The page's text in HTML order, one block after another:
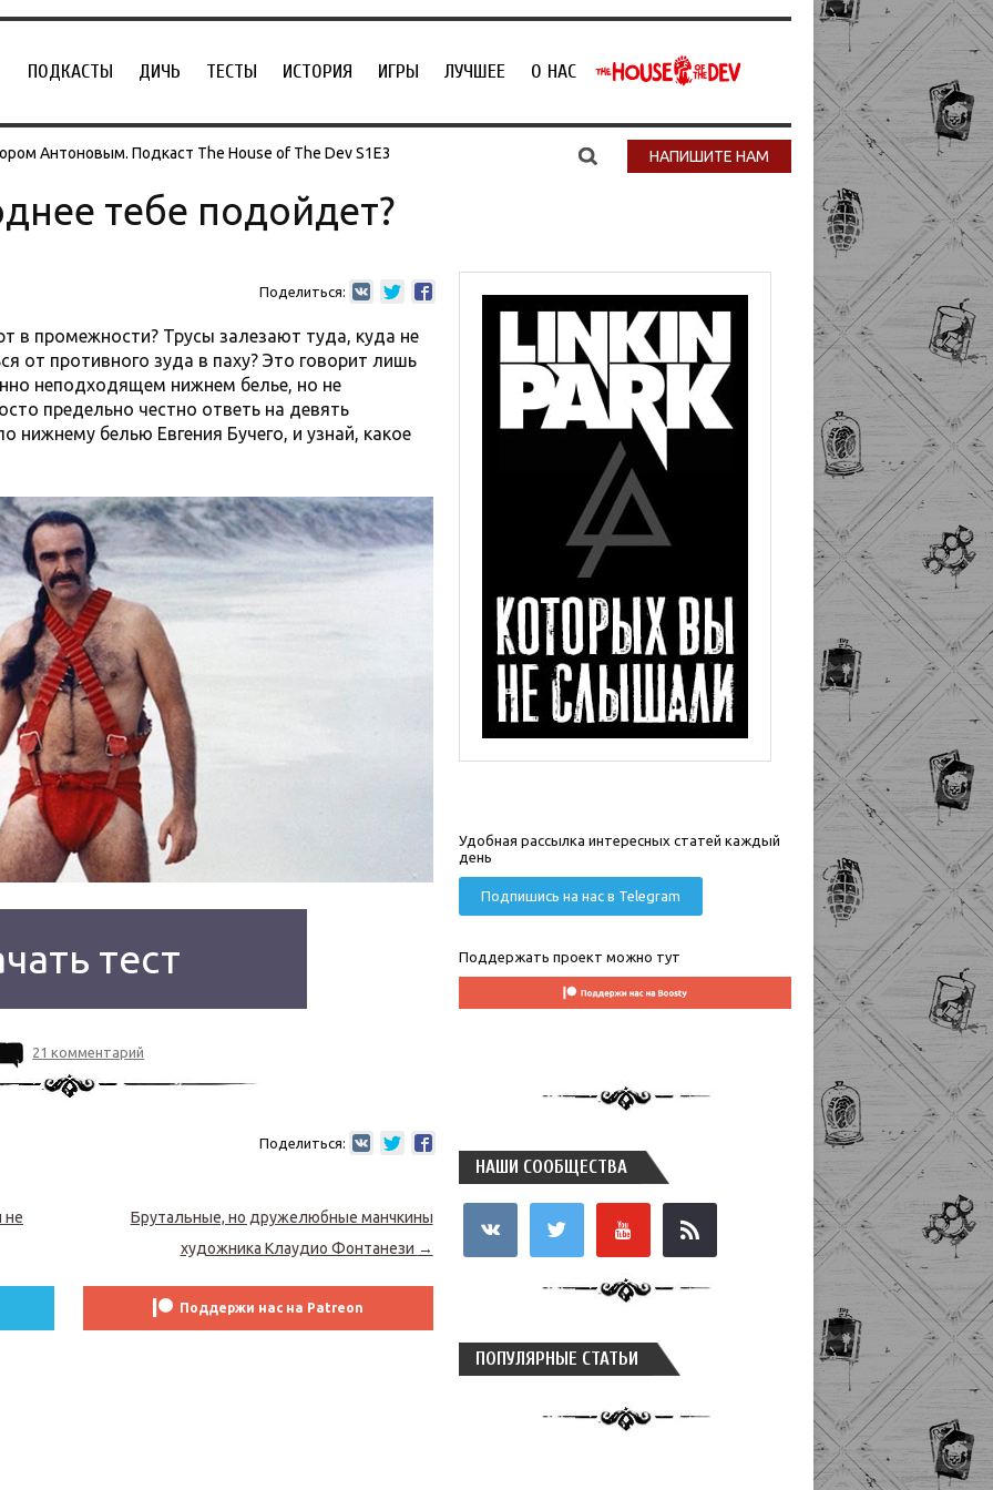
ПОДКАСТЫ ДИЧЬ ТЕСТЫ ИСТОРИЯ ИГРЫ ЛУЧШЕЕ О НАС
Антоновым. Подкаст The House of The Dev S1E3 НАПИШИТЕ НАМ
тебе подойдет?
Поделиться:
в промежности? Трусы залезают туда, куда не
от противного зуда в паху? Это говорит лишь
неподходящем нижнем белье, но не
предельно честно ответь на девять
нижнему белью Евгения Бучего, и узнай, какое
тест
21 комментарий
Поделиться:
не
Брутальные, но дружелюбные манчкины
художника Клаудио Фонтанези →
Поддержи нас на Patreon
Удобная рассылка интересных статей каждый
день
Подпишись на нас в Telegram
Поддержать проект можно тут
НАШИ СООБЩЕСТВА
ПОПУЛЯРНЫЕ СТАТЬИ